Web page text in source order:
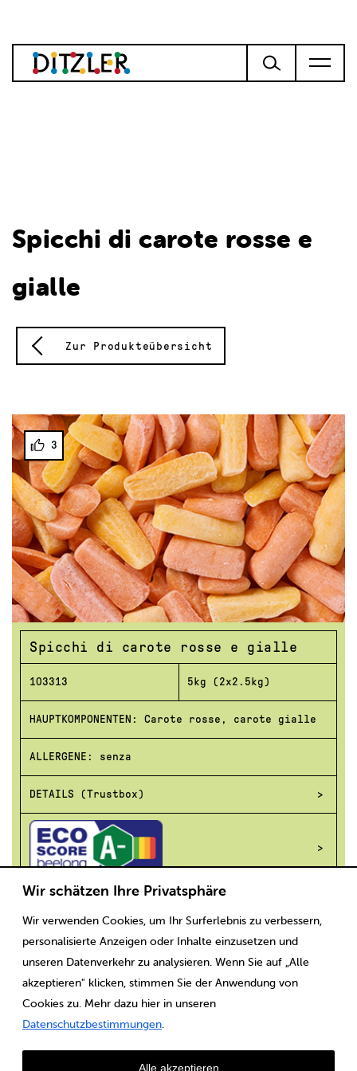
Wir schätzen Ihre Privatsphäre
Wir verwenden Cookies, um Ihr Surferlebnis zu verbessern,
personalisierte Anzeigen oder Inhalte einzusetzen und
unseren Datenverkehr zu analysieren. Wenn Sie auf „Alle
akzeptieren" klicken, stimmen Sie der Anwendung von
Cookies zu. Mehr dazu hier in unseren
Datenschutzbestimmungen
Alle akzeptieren
Spicchi di carote rosse e
gialle
Zur Produkteübersicht
3
Spicchi di carote rosse e gialle
103313 5kg (2x2.5kg)
HAUPTKOMPONENTEN: Carote rosse, carote gialle
ALLERGENE: senza
DETAILS (Trustbox)
Scaricare Note legali CGV Protezione dei dati